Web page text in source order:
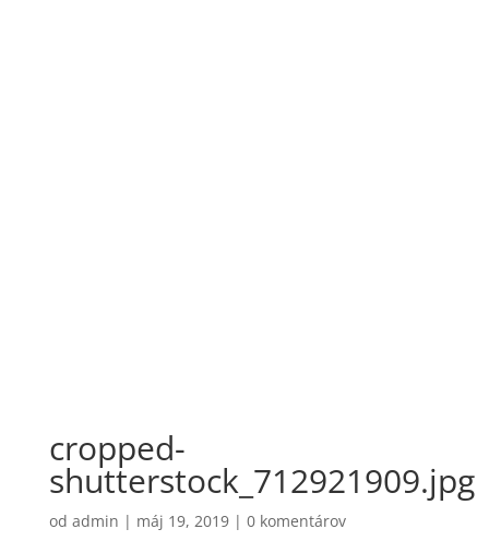
cropped-
shutterstock_712921909.jpg
od admin | máj 19, 2019| 0 komentárov